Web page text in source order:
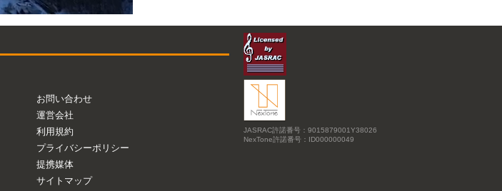
お問い合わせ
運営会社
利用規約
プライバシーポリシー
提携媒体
サイトマップ
JASRAC許諾番号：9015879001Y38026
NexTone許諾番号：ID000000049